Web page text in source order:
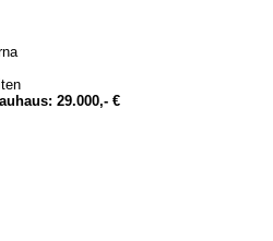
29.000,- €